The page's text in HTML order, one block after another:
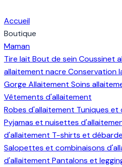
Accueil
Boutique
Maman
Tire lait Bout de seinCoussinet
allaitement nacre Conservation
Gorge Allaitement Soins
Vêtements d'allaitement
Robes d'allaitement Tuniques et
Pyjamas et nuisettes
d'allaitement T-shirts et
Salopettes et combinaisons
d'allaitement Pantalons et